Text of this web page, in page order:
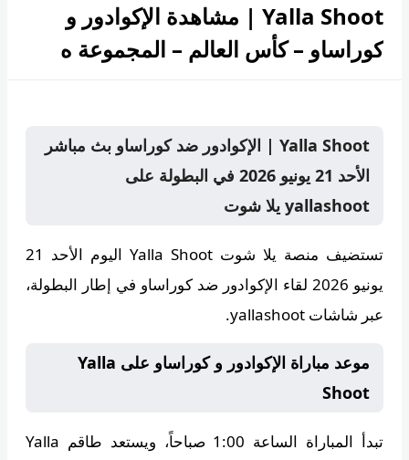
Yalla Shoot | مشاهدة الإكوادور و
كوراساو – كأس العالم – المجموعة ه
Yalla Shoot | الإكوادور ضد كوراساو بث مباشر
الأحد 21 يونيو 2026 في البطولة على
yallashoot يلا شوت
تستضيف منصة يلا شوت Yalla Shoot
اليوم الأحد 21
يونيو 2026 لقاء الإكوادور ضد كوراساو في إطار البطولة،
عبر شاشات yallashoot.
موعد مباراة الإكوادور و كوراساو على Yalla
Shoot
تبدأ المباراة الساعة 1:00 صباحاً ، ويستعد طاقم Yalla